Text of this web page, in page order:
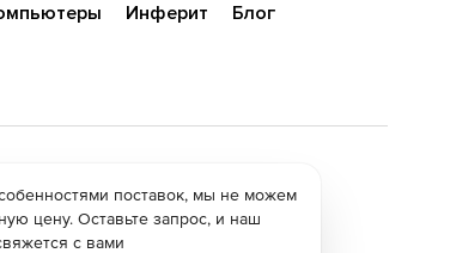
Инферит
Блог
поставок, мы не можем
цену. Оставьте запрос, и наш
с вами